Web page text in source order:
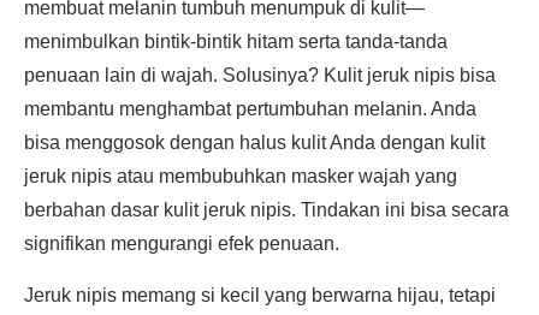
membuat melanin tumbuh menumpuk di kulit—
menimbulkan bintik-bintik hitam serta tanda-tanda
penuaan lain di wajah. Solusinya? Kulit jeruk nipis bisa
membantu menghambat pertumbuhan melanin. Anda
bisa menggosok dengan halus kulit Anda dengan kulit
jeruk nipis atau membubuhkan masker wajah yang
berbahan dasar kulit jeruk nipis. Tindakan ini bisa secara
signifikan mengurangi efek penuaan.
Jeruk nipis memang si kecil yang berwarna hijau, tetapi